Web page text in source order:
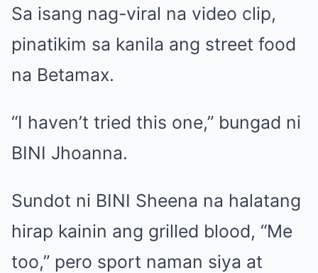
Sa isang nag-viral na video clip,
pinatikim sa kanila ang street food
na Betamax.
“I haven’t tried this one,” bungad ni
BINI Jhoanna.
Sundot ni BINI Sheena na halatang
hirap kainin ang grilled blood, “Me
too,” pero sport naman siya at